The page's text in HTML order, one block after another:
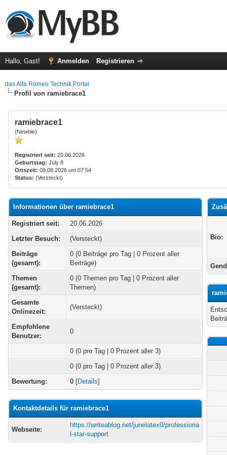
Hallo, Gast! Anmelden Registrieren
das Alfa Romeo Technik Portal
Profil von ramiebrace1
ramiebrace1
(Newbie)
Registriert seit: 20.06.2026
Geburtstag: July 8
Ortszeit: 09.08.2026 um 07:54
Status: (Versteckt)
Informationen über ramiebrace1
Registriert seit:
20.06.2026
Letzter Besuch:
(Versteckt)
Beiträge
(gesamt):
0 (0 Beiträge pro Tag | 0 Prozent aller
Beiträge)
Themen
(gesamt):
0 (0 Themen pro Tag | 0 Prozent aller
Themen)
Gesamte
Onlinezeit:
(Versteckt)
Empfohlene
Benutzer:
0
0 (0 pro Tag | 0 Prozent aller 3)
0 (0 pro Tag | 0 Prozent aller 3)
Bewertung:
0 [Details]
Kontaktdetails für ramiebrace1
Webseite:
https://writeablog.net/junelatex0/professiona
l-star-support
Bio: